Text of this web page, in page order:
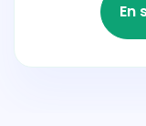
En